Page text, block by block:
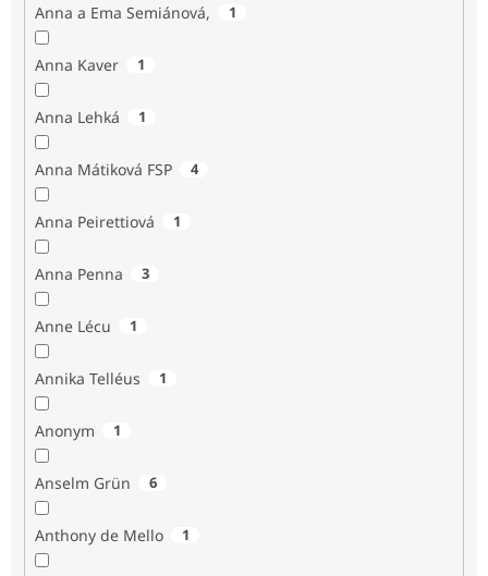
Anna a Ema Semiánová, 1
Anna Kaver 1
Anna Lehká 1
Anna Mátiková FSP 4
Anna Peirettiová 1
Anna Penna 3
Anne Lécu 1
Annika Telléus 1
Anonym 1
Anselm Grün 6
Anthony de Mello 1